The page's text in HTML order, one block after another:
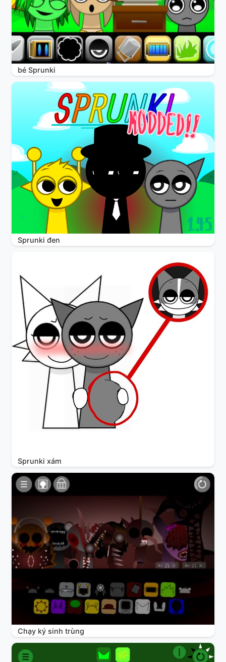
bé Sprunki
Sprunki đen
Sprunki xám
Chạy ký sinh trùng